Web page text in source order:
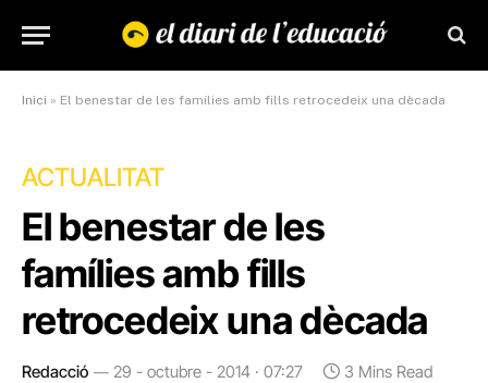
Inici » El benestar de les famílies amb fills retrocedeix una dècada
ACTUALITAT
El benestar de les
famílies amb fills
retrocedeix una dècada
Redacció 29 - octubre - 2014 · 07:27 3 Mins Read